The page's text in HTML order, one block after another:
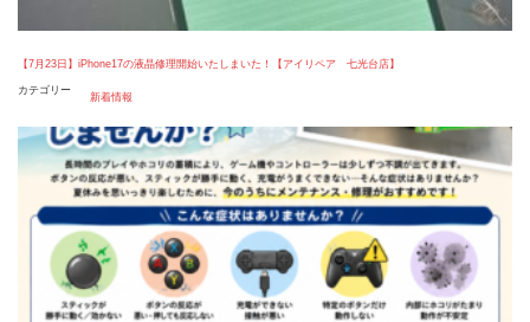
【7月23日】iPhone17の液晶修理開始いたしまいた！【アイリペア 七光台店】
カテゴリー
新着情報